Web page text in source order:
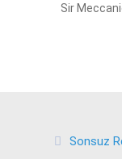
Sir
Sonsuz